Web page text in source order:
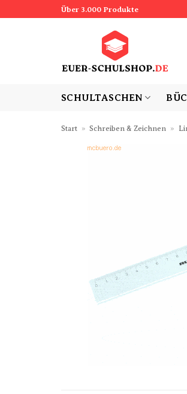
Über 3.000 Produkte
SCHULTASCHEN
Start » Schreiben & Zeichnen »